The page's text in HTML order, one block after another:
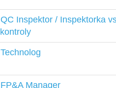
QC Inspektor / Inspektorka
kontroly
Technolog
FP&A Manager